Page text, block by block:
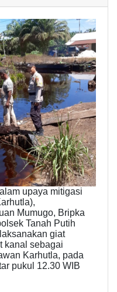
upaya mitigasi
Mumugo, Bripka
Tanah Putih
giat
kanal sebagai
Karhutla, pada
pukul 12.30 WIB